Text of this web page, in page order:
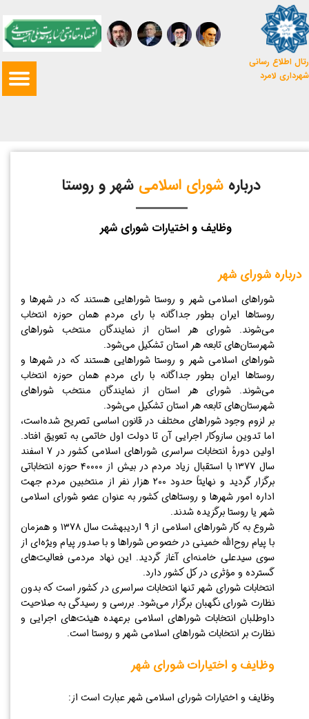
اطلاع رسانی
شهرداری لامرد
درباره شورای اسلامی شهر و روستا
وظایف و اختیارات شورای شهر
درباره شورای شهر
شوراهای اسلامی شهر و روستا شوراهایی هستند که در شهرها و
روستاها ایران بطور جداگانه با رای مردم همان حوزه انتخاب
می‌شوند. شورای هر استان از نمایندگان منتخب شوراهای
شهرستان‌های تابعه هر استان تشکیل می‌شود.
شوراهای اسلامی شهر و روستا شوراهایی هستند که در شهرها و
روستاها ایران بطور جداگانه با رای مردم همان حوزه انتخاب
می‌شوند. شورای هر استان از نمایندگان منتخب شوراهای
شهرستان‌های تابعه هر استان تشکیل می‌شود.
بر لزوم وجود شوراهای مختلف در قانون اساسی تصریح شده‌است،
اما تدوین سازوکار اجرایی آن تا دولت اول خاتمی به تعویق افتاد.
اولین دورهٔ انتخابات سراسری شوراهای اسلامی کشور در ۷ اسفند
سال ۱۳۷۷ با استقبال زیاد مردم در بیش از ۴۰۰۰۰ حوزه انتخاباتی
برگزار گردید و نهایتاً حدود ۲۰۰ هزار نفر از منتخبین مردم جهت
اداره امور شهرها و روستاهای کشور به عنوان عضو شورای اسلامی
شهر یا روستا برگزیده شدند.
شروع به کار شوراهای اسلامی از ۹ اردیبهشت سال ۱۳۷۸ و همزمان
با پیام روح‌الله خمینی در خصوص شوراها و با صدور پیام ویژه‌ای از
سوی سیدعلی خامنه‌ای آغاز گردید. این نهاد مردمی فعالیت‌های
گسترده و مؤثری در کل کشور دارد.
انتخابات شورای شهر تنها انتخابات سراسری در کشور است که بدون
نظارت شورای نگهبان برگزار می‌شود. بررسی و رسیدگی به صلاحیت
داوطلبان انتخابات شوراهای اسلامی برعهده هیئت‌های اجرایی و
نظارت بر انتخابات شوراهای اسلامی شهر و روستا است.
وظایف و اختیارات شورای شهر
وظایف و اختیارات شورای اسلامی شهر عبارت است از: